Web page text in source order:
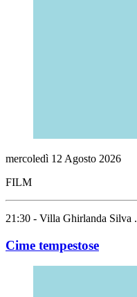
mercoledì 12 Agosto 2026
FILM
21:30 - Villa Ghirlanda Silva
Cime tempestose